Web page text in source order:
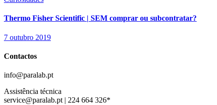
Thermo Fisher Scientific | SEM comprar ou subcontratar?
7 outubro 2019
Contactos
info@paralab.pt
Assistência técnica
service@paralab.pt | 224 664 326*